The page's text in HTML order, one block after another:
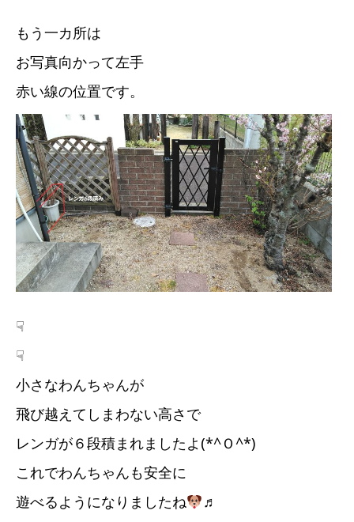
もう一カ所は
お写真向かって左手
赤い線の位置です。
☟
☟
小さなわんちゃんが
飛び越えてしまわない高さで
レンガが６段積まれましたよ(*^Ｏ^*)
これでわんちゃんも安全に
遊べるようになりましたね
♬